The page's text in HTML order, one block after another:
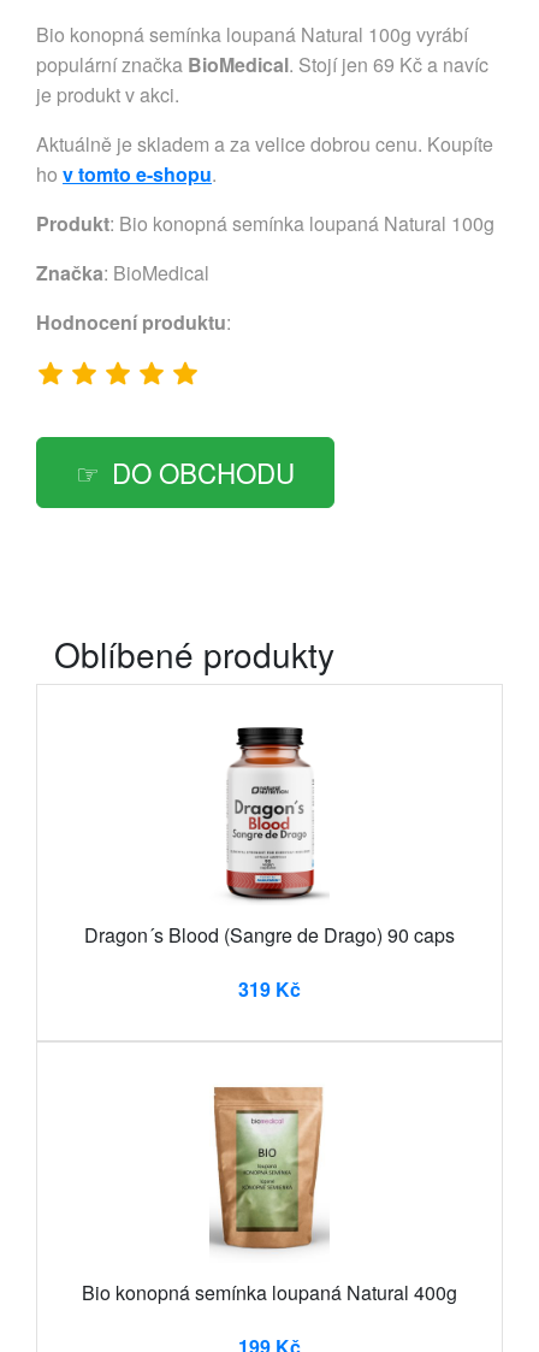
Bio konopná semínka loupaná Natural 100g vyrábí
populární značka BioMedical. Stojí jen 69 Kč a navíc
je produkt v akci.
Aktuálně je skladem a za velice dobrou cenu. Koupíte
ho v tomto e-shopu.
Produkt: Bio konopná semínka loupaná Natural 100g
Značka: BioMedical
Hodnocení produktu:
DO OBCHODU
Oblíbené produkty
Dragon´s Blood (Sangre de Drago) 90 caps
319 Kč
Bio konopná semínka loupaná Natural 400g